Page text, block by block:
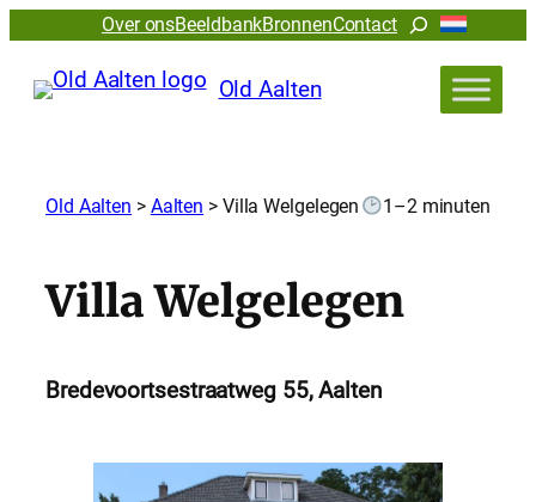
Over onsBeeldbankBronnenContactZoeken
Old Aalten
Old Aalten > Aalten > Villa Welgelegen 1–2 minuten
Villa Welgelegen
Bredevoortsestraatweg 55, Aalten